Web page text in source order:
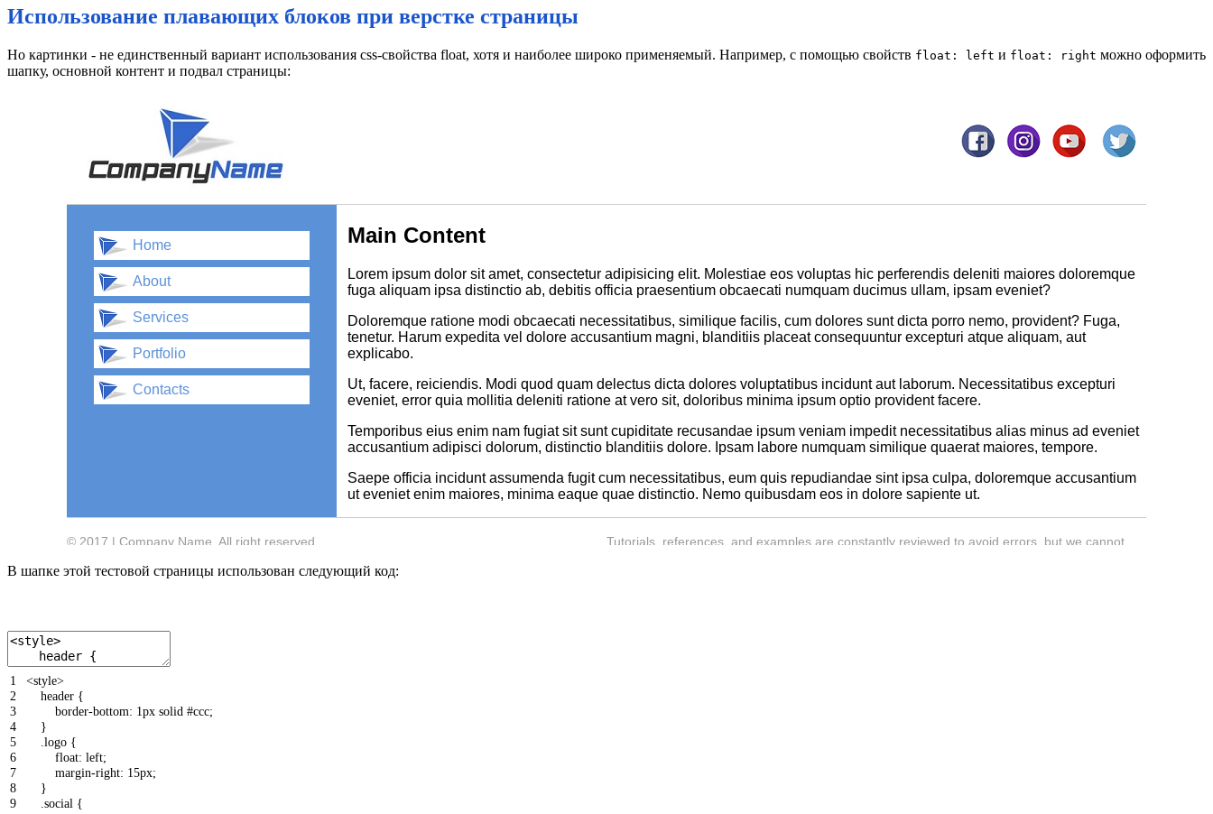
Использование плавающих блоков при верстке страницы
Но картинки - не единственный вариант использования css-свойства float, хотя и наиболее широко применяемый. Например, с помощью свойств float: left и float: right можно оформить
шапку, основной контент и подвал страницы:
В шапке этой тестовой страницы использован следующий код:
1
2
3
4
5
6
7
8
9
<style>
header {
border-bottom: 1px solid #ccc;
}
.logo {
float: left;
margin-right: 15px;
}
.social {